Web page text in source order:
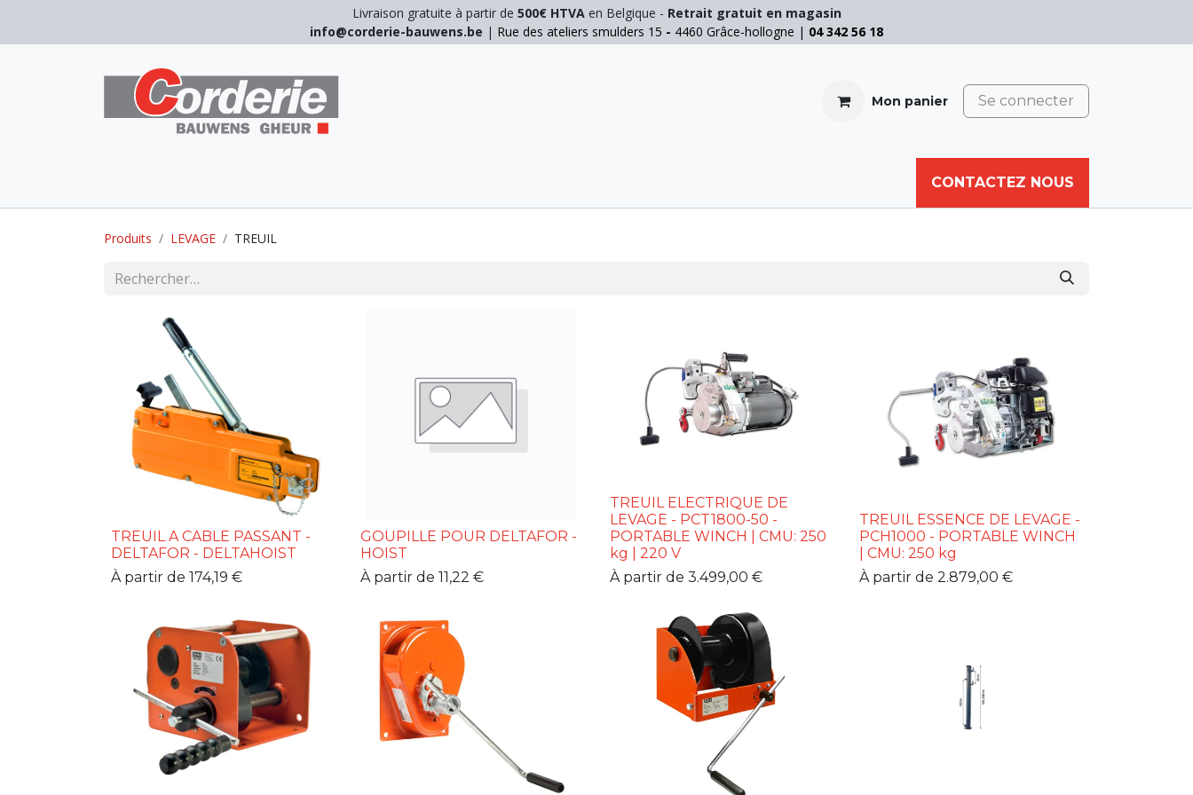
Livraison gratuite à partir de 500€ HTVAen Belgique - Retrait gratuit en magasin
info@corderie-bauwens.be | Rue des ateliers smulders 15 - 4460 Grâce-hollogne | 04 342 56 18
Mon panier Se connecter
CORDE AUTRES
CONTACTEZ NOUS
Produits LEVAGE TREUIL
TREUIL A CABLE PASSANT -
DELTAFOR - DELTAHOIST
À partir de 174,19 €
GOUPILLE POUR DELTAFOR -
HOIST
À partir de 11,22 €
TREUIL ELECTRIQUE DE
LEVAGE - PCT1800-50 -
PORTABLE WINCH | CMU: 250
kg | 220 V
À partir de 3.499,00 €
TREUIL ESSENCE DE LEVAGE -
PCH1000 - PORTABLE WINCH
| CMU: 250 kg
À partir de 2.879,00 €